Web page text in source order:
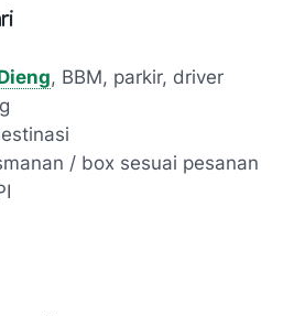
, BBM, parkir, driver
/ box sesuai pesanan